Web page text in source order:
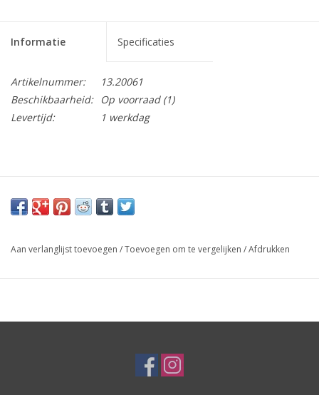
Informatie Specificaties
Artikelnummer:
13.20061
Beschikbaarheid:
Op voorraad(1)
Levertijd:
1 werkdag
Aan verlanglijst toevoegen /Toevoegen om te vergelijken /Afdrukken